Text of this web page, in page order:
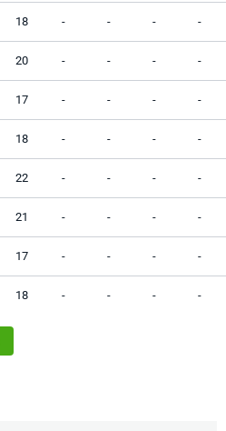
18 - - - -
20 - - - -
17 - - - -
18 - - - -
22 - - - -
21 - - - -
17 - - - -
18 - - - -